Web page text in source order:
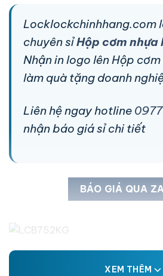
Locklockchinhhang.com
chuyên sỉHộp cơm
Nhận in logo lên Hộp
làm quà tặng doanh
Liên hệ ngay hotline
nhận báo giá sỉ chi tiết
BÁO GIÁ QUA
XEM THÊM